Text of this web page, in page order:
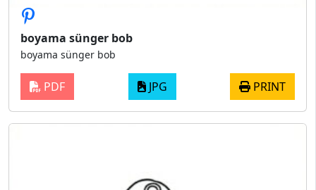
boyama sünger bob
boyama sünger bob
PDF JPG PRINT